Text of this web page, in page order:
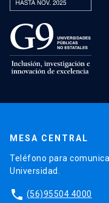
MESA CENTRAL
Teléfono para
Universidad.
phone (56)95504 4000